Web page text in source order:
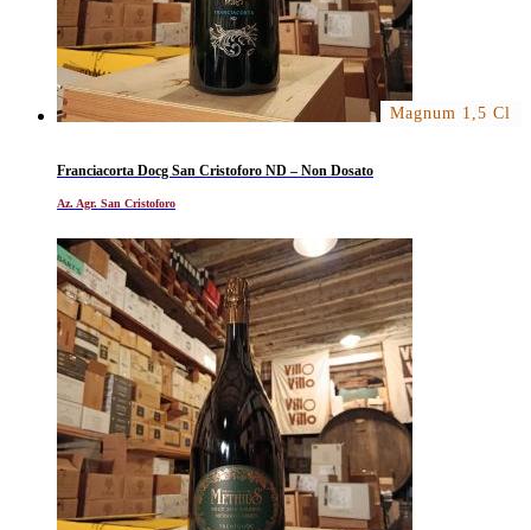
Magnum 1,5 Cl
Franciacorta Docg San Cristoforo ND – Non Dosato
Az. Agr. San Cristoforo